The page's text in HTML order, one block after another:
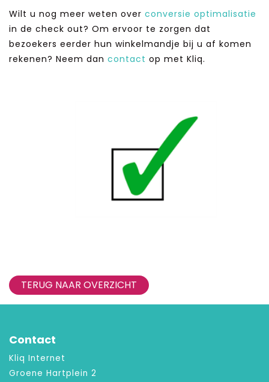
Wilt u nog meer weten over conversie optimalisatie
in de check out? Om ervoor te zorgen dat
bezoekers eerder hun winkelmandje bij u af komen
rekenen? Neem dan contact op met Kliq.
TERUG NAAR OVERZICHT
Contact
Kliq Internet
Groene Hartplein 2